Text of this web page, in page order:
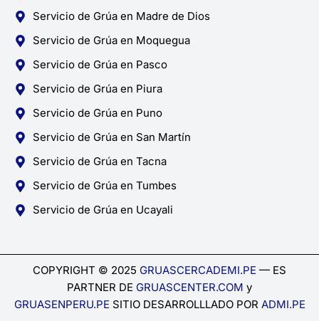
Servicio de Grúa en Madre de Dios
Servicio de Grúa en Moquegua
Servicio de Grúa en Pasco
Servicio de Grúa en Piura
Servicio de Grúa en Puno
Servicio de Grúa en San Martín
Servicio de Grúa en Tacna
Servicio de Grúa en Tumbes
Servicio de Grúa en Ucayali
COPYRIGHT © 2025 GRUASCERCADEMI.PE — ES
PARTNER DE GRUASCENTER.COM y
GRUASENPERU.PE SITIO DESARROLLLADO POR ADMI.PE